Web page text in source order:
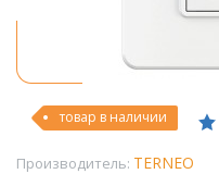
товар в наличии
Производитель: TERNEO